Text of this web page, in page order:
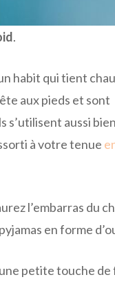
.
habit qui tient
aux pieds et sont
s’utilisent aussi
à votre tenue
l’embarras du
en forme
une petite touche de